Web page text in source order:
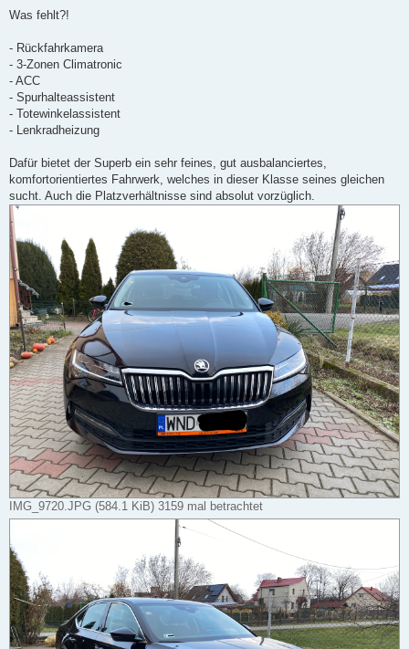
Was fehlt?!
- Rückfahrkamera
- 3-Zonen Climatronic
- ACC
- Spurhalteassistent
- Totewinkelassistent
- Lenkradheizung
Dafür bietet der Superb ein sehr feines, gut ausbalanciertes,
komfortorientiertes Fahrwerk, welches in dieser Klasse seines gleichen
sucht. Auch die Platzverhältnisse sind absolut vorzüglich.
IMG_9720.JPG (584.1 KiB) 3159 mal betrachtet